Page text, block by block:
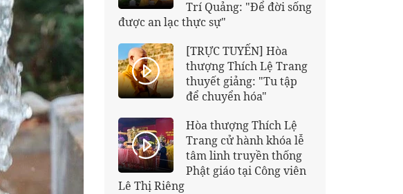
Trí Quảng: "Để đời sống
được an lạc thực sự"
[TRỰC TUYẾN] Hòa
thượng Thích Lệ Trang
thuyết giảng: "Tu tập
để chuyển hóa"
Hòa thượng Thích Lệ
Trang cử hành khóa lễ
tâm linh truyền thống
Phật giáo tại Công viên
Lê Thị Riêng